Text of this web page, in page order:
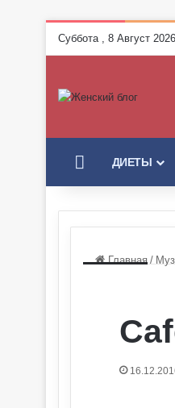
Суббота , 8 Август 2026
ГЛАВНАЯ
ДИЕТЫ
Главная /